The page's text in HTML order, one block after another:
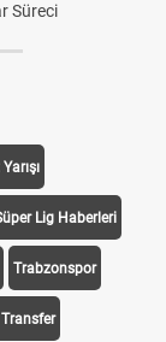
Süreci
Lig Haberleri
Trabzonspor